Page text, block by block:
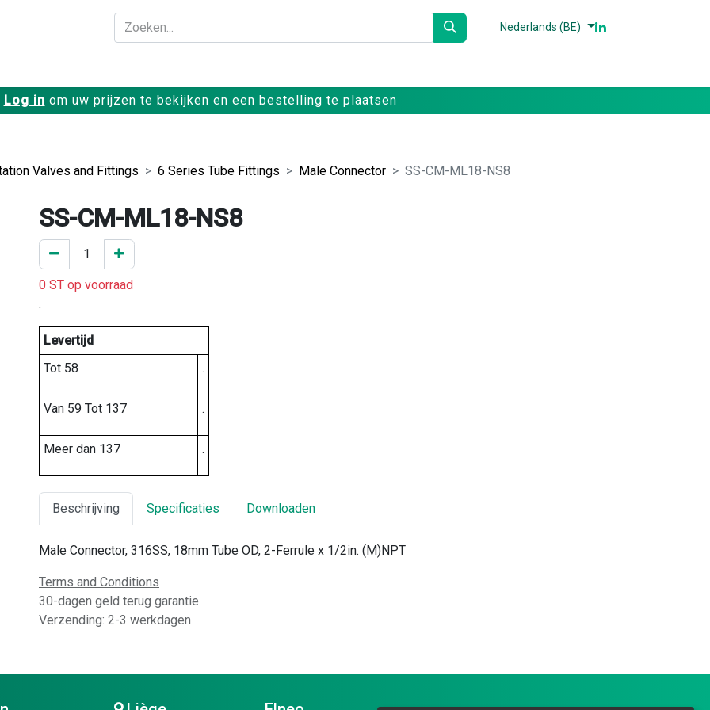
Nederlands (BE)
Log in om uw prijzen te bekijken en een bestelling te plaatsen
Valves and Fittings 6 Series Tube Fittings Male Connector SS-CM-ML18-NS8
SS-CM-ML18-NS8
0 ST op voorraad
.
Levertijd
Tot 58
.
Van 59 Tot 137 .
Meer dan 137 .
Beschrijving Specificaties Downloaden
Male Connector, 316SS, 18mm Tube OD, 2-Ferrule x 1/2in. (M)NPT
Terms and Conditions
30-dagen geld terug garantie
Verzending: 2-3 werkdagen